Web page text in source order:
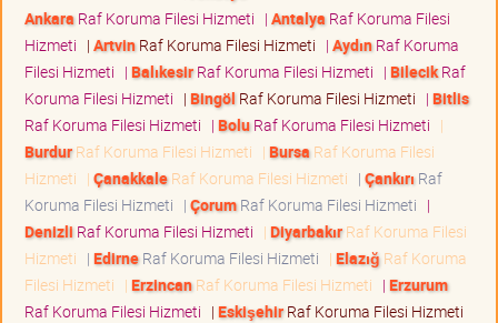
Ankara Raf Koruma Filesi Hizmeti | Antalya Raf Koruma Filesi
Hizmeti | ArtvinRaf Koruma Filesi Hizmeti | AydınRaf Koruma
Filesi Hizmeti | BalıkesirRaf Koruma Filesi Hizmeti | BilecikRaf
Koruma Filesi Hizmeti | Bingöl Raf Koruma Filesi Hizmeti | Bitlis
Raf Koruma Filesi Hizmeti | BoluRaf Koruma Filesi Hizmeti |
BurdurRaf Koruma Filesi Hizmeti | Bursa Raf Koruma Filesi
Hizmeti | ÇanakkaleRaf Koruma Filesi Hizmeti | Çankırı Raf
Koruma Filesi Hizmeti | ÇorumRaf Koruma Filesi Hizmeti |
Denizli Raf Koruma Filesi Hizmeti | DiyarbakırRaf Koruma Filesi
Hizmeti | EdirneRaf Koruma Filesi Hizmeti | Elazığ Raf Koruma
Filesi Hizmeti | ErzincanRaf Koruma Filesi Hizmeti | Erzurum
Raf Koruma Filesi Hizmeti | EskişehirRaf Koruma Filesi Hizmeti